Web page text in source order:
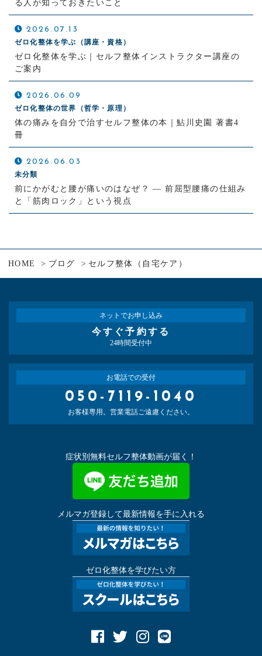
る人が知っておきたいこと
2026.07.13
ゼロ化整体を学ぶ（講座・資格）
ゼロ化整体を学ぶ｜セルフ整体インストラクター講座の
ご案内
2026.06.09
ゼロ化整体の世界（哲学・原理）
体の痛みを自分で治すセルフ整体の本｜鮎川史園 著書4
冊
2026.06.03
未分類
前にかがむと腰が痛いのはなぜ？ ― 前屈型腰痛の仕組み
と「筋肉ロック」という視点
HOME ブログ セルフ整体（自宅ケア）
ネットでお申し込み
今すぐ予約する
24時間受付中
お電話での受付
050-7119-1040
お客様専用。営業電話ご遠慮ください。
症状別無料セルフ整体動画が届く！
メルマガ登録して最新情報を手に入れる
ゼロ化整体を学びたい方